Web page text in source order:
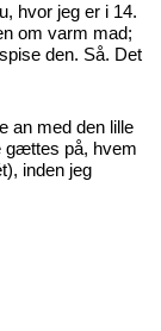
hvor jeg er i 14.
om varm mad;
den. Så. Det
an med den lille
gættes på, hvem
inden jeg